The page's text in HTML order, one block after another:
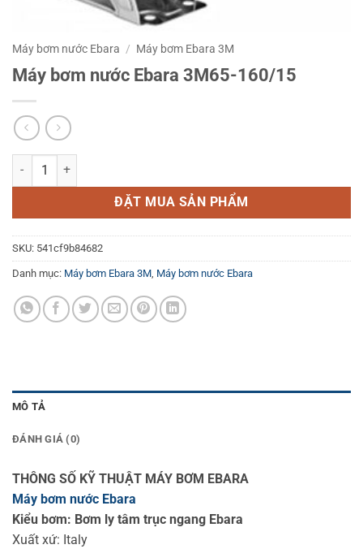
Máy bơm nước Ebara / Máy bơm Ebara 3M
Máy bơm nước Ebara 3M65-160/15
Máy bơm nước Ebara 3M65-160/15 số lượng
ĐẶT MUA SẢN PHẨM
SKU: 541cf9b84682
Danh mục: Máy bơm Ebara 3M Máy bơm nước Ebara
MÔ TẢ
ĐÁNH GIÁ (0)
THÔNG SỐ KỸ THUẬT MÁY BƠM EBARA
Máy bơm nước Ebara
Kiểu bơm: Bơm ly tâm trục ngang Ebara
Xuất xứ: Italy